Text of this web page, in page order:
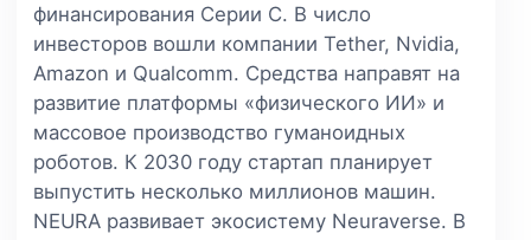
финансирования Серии C. В число
инвесторов вошли компании Tether, Nvidia,
Amazon и Qualcomm. Средства направят на
развитие платформы «физического ИИ» и
массовое производство гуманоидных
роботов. К 2030 году стартап планирует
выпустить несколько миллионов машин.
NEURA развивает экосистему Neuraverse. В